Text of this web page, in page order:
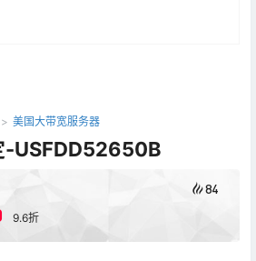
> 美国大带宽服务器
-USFDD52650B
9.6折
84